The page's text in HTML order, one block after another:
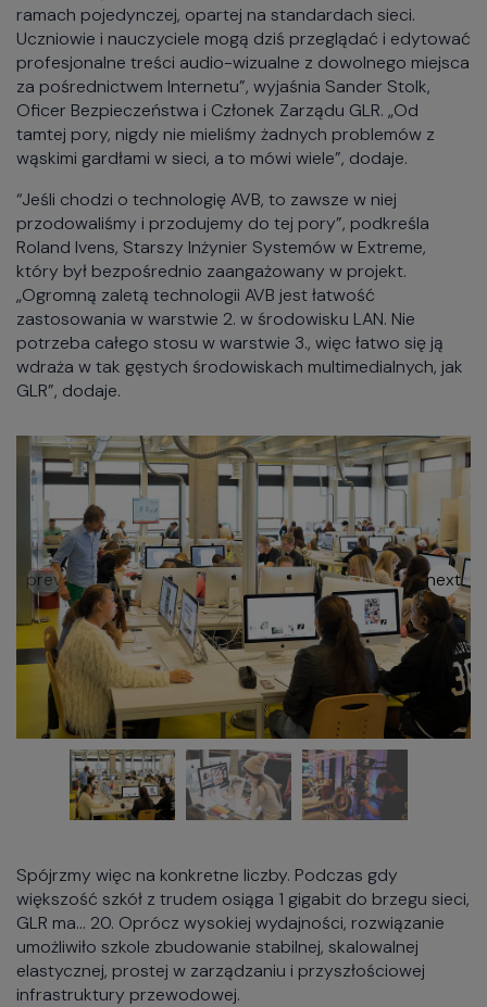
ramach pojedynczej, opartej na standardach sieci.
Uczniowie i nauczyciele mogą dziś przeglądać i edytować
profesjonalne treści audio-wizualne z dowolnego miejsca
za pośrednictwem Internetu”, wyjaśnia Sander Stolk,
Oficer Bezpieczeństwa i Członek Zarządu GLR. „Od
tamtej pory, nigdy nie mieliśmy żadnych problemów z
wąskimi gardłami w sieci, a to mówi wiele”, dodaje.
“Jeśli chodzi o technologię AVB, to zawsze w niej
przodowaliśmy i przodujemy do tej pory”, podkreśla
Roland Ivens, Starszy Inżynier Systemów w Extreme,
który był bezpośrednio zaangażowany w projekt.
„Ogromną zaletą technologii AVB jest łatwość
zastosowania w warstwie 2. w środowisku LAN. Nie
potrzeba całego stosu w warstwie 3., więc łatwo się ją
wdraża w tak gęstych środowiskach multimedialnych, jak
GLR”, dodaje.
Spójrzmy więc na konkretne liczby. Podczas gdy
większość szkół z trudem osiąga 1 gigabit do brzegu sieci,
GLR ma… 20. Oprócz wysokiej wydajności, rozwiązanie
umożliwiło szkole zbudowanie stabilnej, skalowalnej
elastycznej, prostej w zarządzaniu i przyszłościowej
infrastruktury przewodowej.